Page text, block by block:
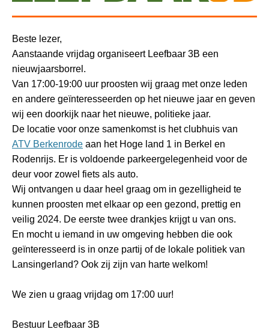
Beste lezer,
Aanstaande vrijdag organiseert Leefbaar 3B een
nieuwjaarsborrel.
Van 17:00-19:00 uur proosten wij graag met onze leden
en andere geïnteresseerden op het nieuwe jaar en geven
wij een doorkijk naar het nieuwe, politieke jaar.
De locatie voor onze samenkomst is het clubhuis van
ATV Berkenrode aan het Hoge land 1 in Berkel en
Rodenrijs. Er is voldoende parkeergelegenheid voor de
deur voor zowel fiets als auto.
Wij ontvangen u daar heel graag om in gezelligheid te
kunnen proosten met elkaar op een gezond, prettig en
veilig 2024. De eerste twee drankjes krijgt u van ons.
En mocht u iemand in uw omgeving hebben die ook
geïnteresseerd is in onze partij of de lokale politiek van
Lansingerland? Ook zij zijn van harte welkom!
We zien u graag vrijdag om 17:00 uur!
Bestuur Leefbaar 3B